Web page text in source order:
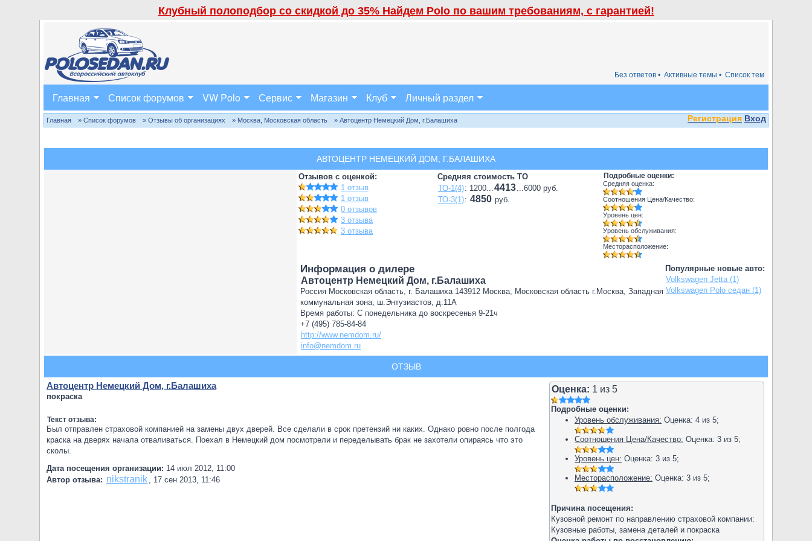
Клубный полоподбор со скидкой до 35% Найдем Polo по вашим требованиям, с гарантией!
Список тем
Активные темы •
Без ответов •
Главная Список форумов VW Polo Сервис Магазин Клуб Личный раздел
Регистрация Вход
Главная » Список форумов » Отзывы об организациях » Москва, Московская область » Автоцентр Немецкий Дом, г.Балашиха
АВТОЦЕНТР НЕМЕЦКИЙ ДОМ, Г.БАЛАШИХА
Отзывов с оценкой:
1 отзыв
1 отзыв
0 отзывов
3 отзыва
3 отзыва
Средняя стоимость ТО
ТО-1(4): 1200...4413...6000 руб.
ТО-3(1): 4850 руб.
Подробные оценки:
Средняя оценка:
Соотношения Цена/Качество:
Уровень цен:
Уровень обслуживания:
Месторасположение:
Популярные новые авто:
Volkswagen Jetta (1)
Volkswagen Polo седан (1)
Информация о дилере
Автоцентр Немецкий Дом, г.Балашиха
Россия Московская область, г. Балашиха 143912 Москва, Московская область г.Москва, Западная
коммунальная зона, ш.Энтузиастов, д.11А
Время работы: С понедельника до воскресенья 9-21ч
+7 (495) 785-84-84
http://www.nemdom.ru/
info@nemdom.ru
ОТЗЫВ
Оценка: 1 из 5
Подробные оценки:
Уровень обслуживания: Оценка: 4 из 5;
Соотношения Цена/Качество: Оценка: 3 из 5;
Уровень цен: Оценка: 3 из 5;
Месторасположение: Оценка: 3 из 5;
Причина посещения:
Кузовной ремонт по направлению страховой компании:
Кузовные работы, замена деталей и покраска
Автоцентр Немецкий Дом, г.Балашиха
покраска
Текст отзыва:
Был отправлен страховой компанией на замены двух дверей. Все сделали в срок претензий ни каких. Однако ровно после полгода
краска на дверях начала отваливаться. Поехал в Немецкий дом посмотрели и переделывать брак не захотели опираясь что это
сколы.
Дата посещения организации: 14 июл 2012, 11:00
Автор отзыва: nikstranik , 17 сен 2013, 11:46